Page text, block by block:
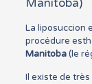
Manitoba)
La liposuccion
procédure
Manitoba(le
Il existe de